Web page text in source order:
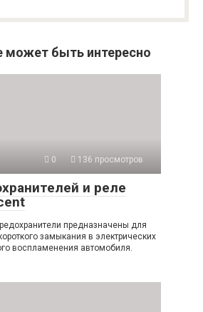
может быть интересно
0 136 просмотров
и реле
предназначены для
замыкания в электрических
воспламенения автомобиля.